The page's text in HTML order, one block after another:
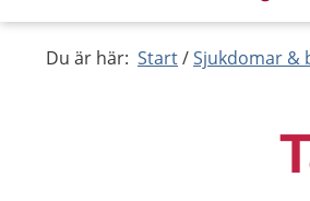
Du är här: Start Sjukdomar &